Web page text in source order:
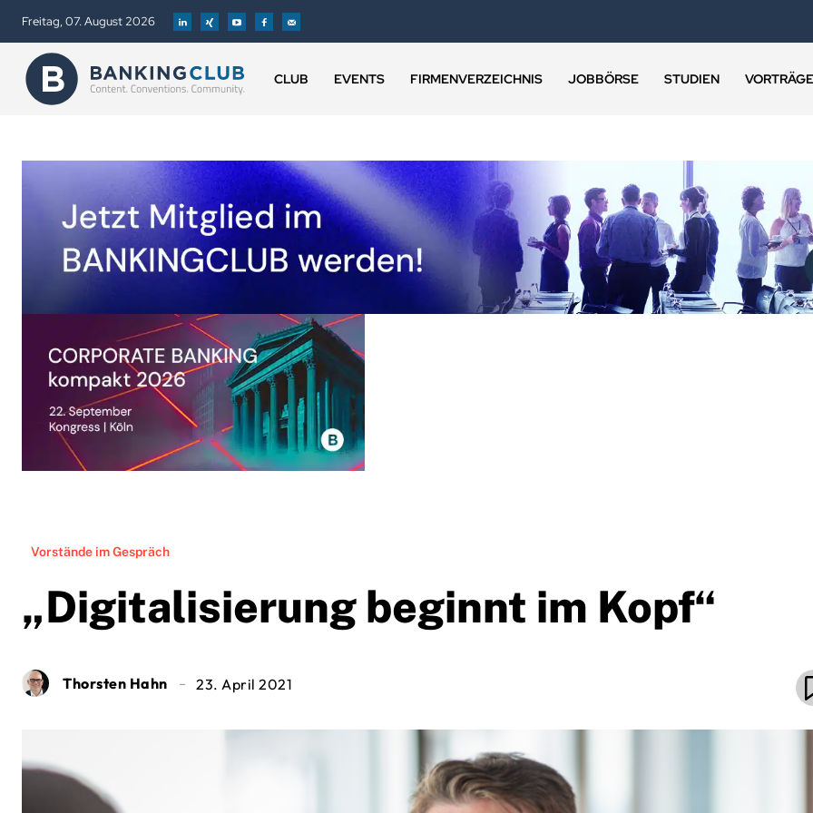
Freitag, 07. August 2026
CLUB EVENTS FIRMENVERZEICHNIS JOBBÖRSE STUDIEN
Vorstände im Gespräch
„Digitalisierung beginnt im Kopf“
Thorsten Hahn 23. April 2021